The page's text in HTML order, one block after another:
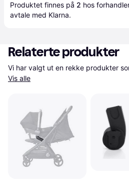
Produktet finnes på 2 hos
avtale med Klarna.
Relaterte produkter
Vis alle